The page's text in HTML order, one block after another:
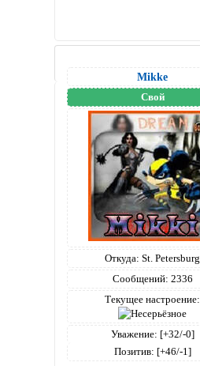
Mikke
Свой
Откуда: St. Petersburg
Сообщений: 2336
Текущее настроение:
Уважение: [+32/-0]
Позитив: [+46/-1]